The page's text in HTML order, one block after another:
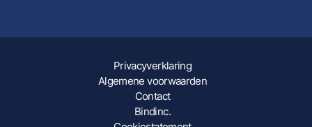
Privacyverklaring
Algemene voorwaarden
Contact
Bindinc.